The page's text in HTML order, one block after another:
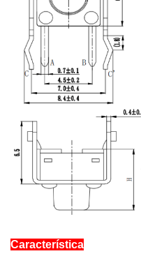
Característica